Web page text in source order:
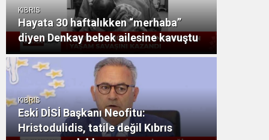
KIBRIS
Hayata 30 haftalıkken “merhaba”
diyen Denkay bebek ailesine kavuştu
KIBRIS
Eski DİSİ Başkanı Neofitu:
Hristodulidis, tatile değil Kıbrıs